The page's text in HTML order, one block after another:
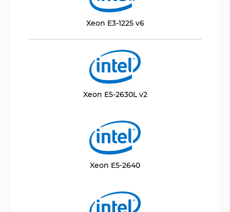
Xeon E3-1225 v6
Xeon E5-2630L v2
Xeon E5-2640